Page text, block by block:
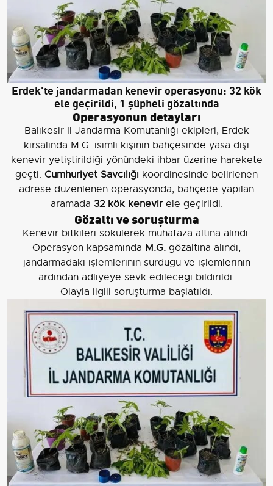
Erdek'te jandarmadan kenevir operasyonu: 32 kök
ele geçirildi, 1 şüpheli gözaltında
Operasyonun detayları
Balıkesir İl Jandarma Komutanlığı ekipleri, Erdek
kırsalında M.G. isimli kişinin bahçesinde yasa dışı
kenevir yetiştirildiği yönündeki ihbar üzerine harekete
geçti. Cumhuriyet Savcılığı koordinesinde belirlenen
adrese düzenlenen operasyonda, bahçede yapılan
aramada 32 kök kenevirele geçirildi.
Gözaltı ve soruşturma
Kenevir bitkileri sökülerek muhafaza altına alındı.
Operasyon kapsamında M.G. gözaltına alındı;
jandarmadaki işlemlerinin sürdüğü ve işlemlerinin
ardından adliyeye sevk edileceği bildirildi.
Olayla ilgili soruşturma başlatıldı.